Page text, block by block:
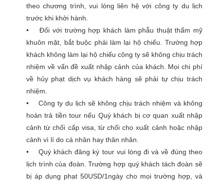
theo chương trình, vui lòng liên hệ với công ty du lịch
trước khi khởi hành.
• Đối với trường hợp khách làm phẫu thuật thẩm mỹ
khuôn mặt, bắt buộc phải làm lại hộ chiếu. Trường hợp
khách không làm lại hộ chiếu công ty sẽ không chịu trách
nhiệm về vấn đề xuất nhập cảnh của khách. Mọi chi phí
về hủy phạt dịch vụ khách hàng sẽ phải tự chịu trách
nhiệm.
• Công ty du lịch sẽ không chịu trách nhiệm và không
hoàn trả tiền tour nếu Quý khách bị cơ quan xuất nhập
cảnh từ chối cấp visa, từ chối cho xuất cảnh hoặc nhập
cảnh vì lí do cá nhân hay thân nhân.
• Quý khách đăng ký tour vui lòng đi và về đúng theo
lịch trình của đoàn. Trường hợp quý khách tách đoàn sẽ
bị áp dụng phạt 50USD/1ngày cho mọi trường hợp, và